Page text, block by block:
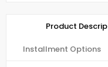
Product
Installment Options